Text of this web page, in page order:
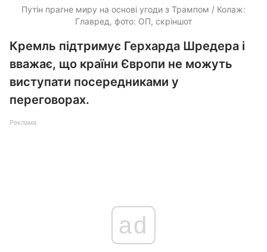
Путін прагне миру на основі угоди з Трампом / Колаж:
Главред, фото: ОП, скріншот
Кремль підтримує Герхарда Шредера і
вважає, що країни Європи не можуть
виступати посередниками у
переговорах.
Реклама
ad